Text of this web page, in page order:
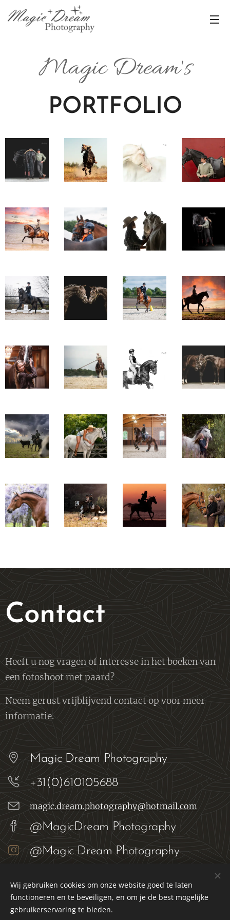
Magic Dream's
PORTFOLIO
Contact
Heeft u nog vragen of interesse in het boeken van
een fotoshoot met paard?
Neem gerust vrijblijvend contact op voor meer
informatie.
Magic Dream Photography
+31(0)610105688
magic.dream.photography@hotmail.com
@MagicDream Photography
@Magic Dream Photography
Magic Dream Photography
Wij gebruiken cookies om onze website goed te laten
functioneren en te beveiligen, en om je de best mogelijke
gebruikerservaring te bieden.